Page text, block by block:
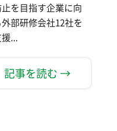
を目指す企業に向
部研修会社12社を
...
記事を読む →